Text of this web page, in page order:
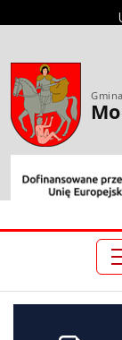
treści
Gmina